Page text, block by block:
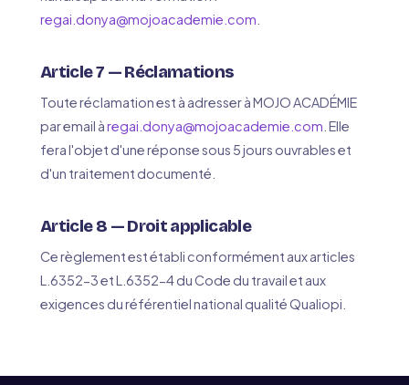
regai.donya@mojoacademie.com
Article 7 — Réclamations
Toute réclamation est à adresser à MOJO ACADÉMIE
par email àregai.donya@mojoacademie.com . Elle
fera l'objet d'une réponse sous 5 jours ouvrables et
d'un traitement documenté.
Article 8 — Droit applicable
Ce règlement est établi conformément aux articles
L.6352-3 et L.6352-4 du Code du travail et aux
exigences du référentiel national qualité Qualiopi.